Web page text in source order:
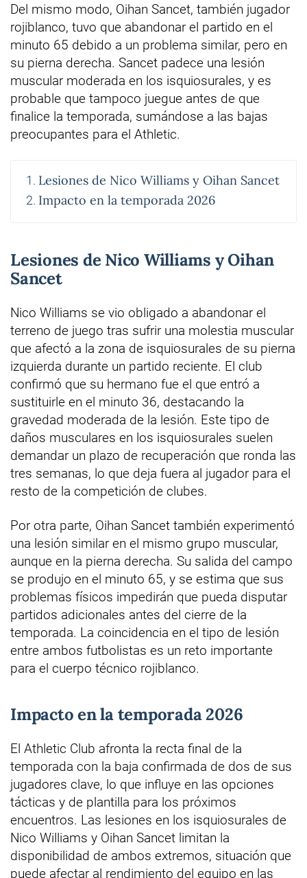
Del mismo modo, Oihan Sancet, también jugador
rojiblanco, tuvo que abandonar el partido en el
minuto 65 debido a un problema similar, pero en
su pierna derecha. Sancet padece una lesión
muscular moderada en los isquiosurales, y es
probable que tampoco juegue antes de que
finalice la temporada, sumándose a las bajas
preocupantes para el Athletic.
Lesiones de Nico Williams y Oihan Sancet
Impacto en la temporada 2026
Lesiones de Nico Williams y Oihan
Sancet
Nico Williams se vio obligado a abandonar el
terreno de juego tras sufrir una molestia muscular
que afectó a la zona de isquiosurales de su pierna
izquierda durante un partido reciente. El club
confirmó que su hermano fue el que entró a
sustituirle en el minuto 36, destacando la
gravedad moderada de la lesión. Este tipo de
daños musculares en los isquiosurales suelen
demandar un plazo de recuperación que ronda las
tres semanas, lo que deja fuera al jugador para el
resto de la competición de clubes.
Por otra parte, Oihan Sancet también experimentó
una lesión similar en el mismo grupo muscular,
aunque en la pierna derecha. Su salida del campo
se produjo en el minuto 65, y se estima que sus
problemas físicos impedirán que pueda disputar
partidos adicionales antes del cierre de la
temporada. La coincidencia en el tipo de lesión
entre ambos futbolistas es un reto importante
para el cuerpo técnico rojiblanco.
Impacto en la temporada 2026
El Athletic Club afronta la recta final de la
temporada con la baja confirmada de dos de sus
jugadores clave, lo que influye en las opciones
tácticas y de plantilla para los próximos
encuentros. Las lesiones en los isquiosurales de
Nico Williams y Oihan Sancet limitan la
disponibilidad de ambos extremos, situación que
puede afectar al rendimiento del equipo en las